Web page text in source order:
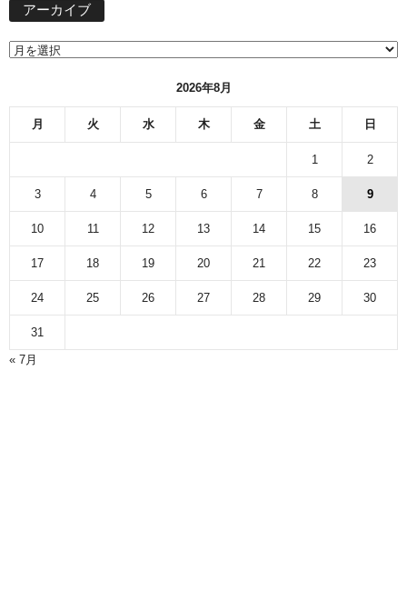
アーカイブ
2026年8月
月 火 水 木 金 土 日
1 2
3 4 5 6 7 8 9
10 11 12 13 14 15 16
17 18 19 20 21 22 23
24 25 26 27 28 29 30
31
« 7月